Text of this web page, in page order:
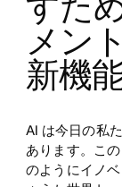
メン
新機
AI は今日の私
あります。こ
のようにイノ